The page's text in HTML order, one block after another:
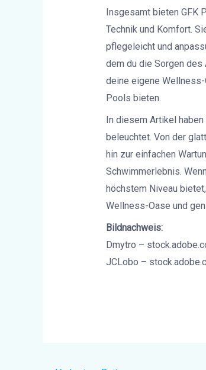
Insgesamt bieten GFK
Technik und Komfort.
pflegeleicht und
dem du die Sorgen des
deine eigene Wellness-
Pools bieten.
In diesem Artikel
beleuchtet. Von der
hin zur einfachen
Schwimmerlebnis.
höchstem Niveau
Wellness-Oase und
Bildnachweis:
Dmytro –
JCLobo –